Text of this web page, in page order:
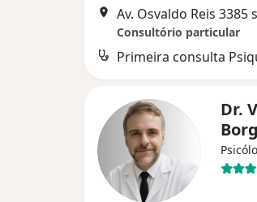
Av. Osvaldo Reis 3385
Consultório particular
Primeira consulta
Dr.